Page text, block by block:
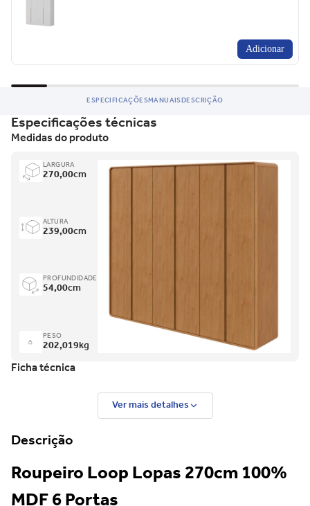
Adicionar
ESPECIFICAÇÕESMANUAISDESCRIÇÃO
Especificações técnicas
Medidas do produto
LARGURA
270,00cm
ALTURA
239,00cm
PROFUNDIDADE
54,00cm
PESO
202,019kg
Ficha técnica
Ver mais detalhes
Descrição
Roupeiro Loop Lopas 270cm 100%